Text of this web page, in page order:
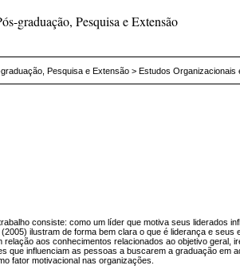
graduação, Pesquisa e Extensão
Pesquisa e Extensão> Estudos Organizacionais
consiste: como um líder que motiva seus liderados
ilustram de forma bem clara o que é liderança e
aos conhecimentos relacionados ao objetivo
influenciam as pessoas a buscarem a graduação em
fator motivacional nas organizações.